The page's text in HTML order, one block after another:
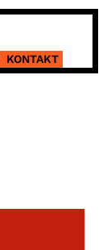
KONTAKT